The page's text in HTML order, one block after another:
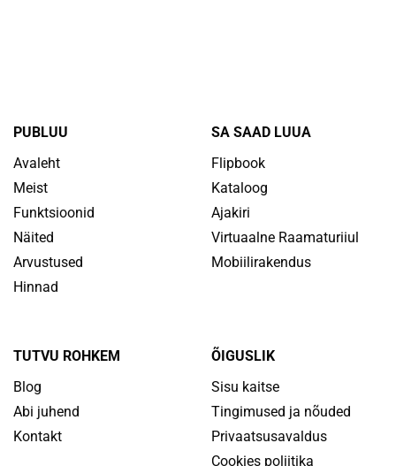
PUBLUU
Avaleht
Meist
Funktsioonid
Näited
Arvustused
Hinnad
SA SAAD LUUA
Flipbook
Kataloog
Ajakiri
Virtuaalne Raamaturiiul
Mobiilirakendus
TUTVU ROHKEM
Blog
Abi juhend
Kontakt
ÕIGUSLIK
Sisu kaitse
Tingimused ja nõuded
Privaatsusavaldus
Cookies poliitika